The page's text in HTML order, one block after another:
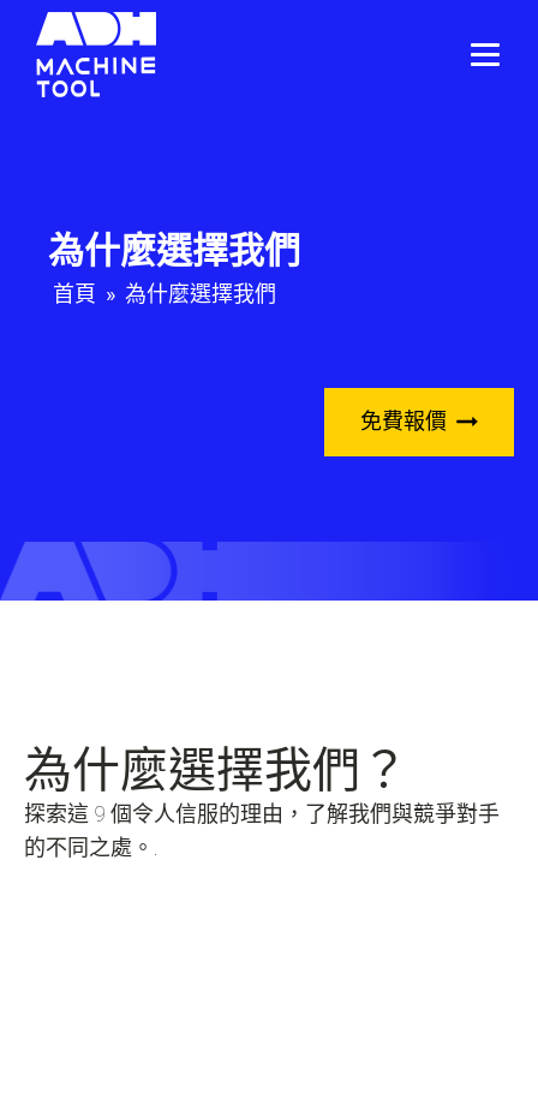
為什麼選擇我們
首頁 » 為什麼選擇我們
免費報價
為什麼選擇我們？
探索這 9 個令人信服的理由，了解我們與競爭對手
的不同之處。.